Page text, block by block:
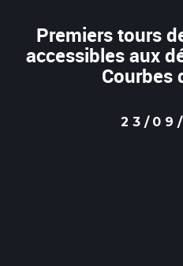
Premiers tours
accessibles aux
Courbes
23/